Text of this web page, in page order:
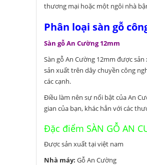
thương mại hoặc một ngôi nhà
Phân loại sàn gỗ
Sàn gỗ An Cường 12mm
Sàn gỗ An Cường 12mm được
sản xuất trên dây chuyền công
các cạnh.
Điều làm nên sự nổi bật của An
gian của bạn, khác hẳn với các
Đặc điểm SÀN GỖ AN
Được sản xuất tại việt nam
Nhà máy: Gỗ An Cường